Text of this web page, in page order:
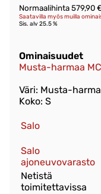
Normaalihinta 579,90
Saatavilla myös muilla
Sis. alv 25.5 %
Ominaisuudet
Musta-harmaa
Väri: Musta-
Koko: S
Salo
Salo
ajoneuvovarasto
Netistä
toimitettavissa